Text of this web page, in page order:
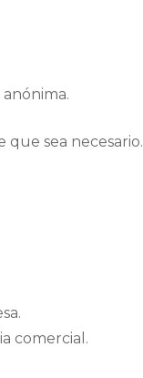
sea necesario.
comercial.